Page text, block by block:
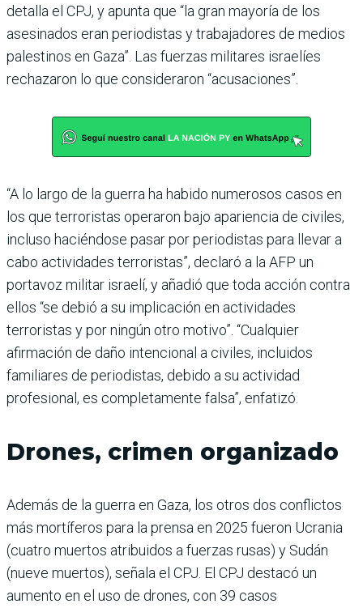
detalla el CPJ, y apunta que “la gran mayoría de los
asesinados eran periodistas y trabajadores de medios
palestinos en Gaza”. Las fuerzas militares israelíes
rechazaron lo que consideraron “acusaciones”.
“A lo largo de la guerra ha habido numerosos casos en
los que terroristas operaron bajo apariencia de civiles,
incluso haciéndose pasar por periodistas para llevar a
cabo actividades terroristas”, declaró a la AFP un
portavoz militar israelí, y añadió que toda acción contra
ellos “se debió a su implicación en actividades
terroristas y por ningún otro motivo”. “Cualquier
afirmación de daño intencional a civiles, incluidos
familiares de periodistas, debido a su actividad
profesional, es completamente falsa”, enfatizó.
Drones, crimen organizado
Además de la guerra en Gaza, los otros dos conflictos
más mortíferos para la prensa en 2025 fueron Ucrania
(cuatro muertos atribuidos a fuerzas rusas) y Sudán
(nueve muertos), señala el CPJ. El CPJ destacó un
aumento en el uso de drones, con 39 casos